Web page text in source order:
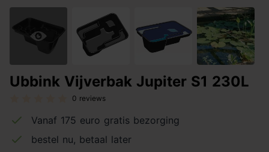
Ubbink Vijverbak Jupiter S1 230L
0 reviews
Vanaf 175 euro gratis bezorging
bestel nu, betaal later